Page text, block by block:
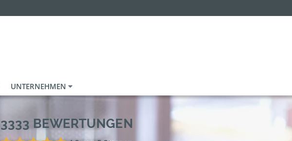
UNTERNEHMEN
3333 BEWERTUNGEN